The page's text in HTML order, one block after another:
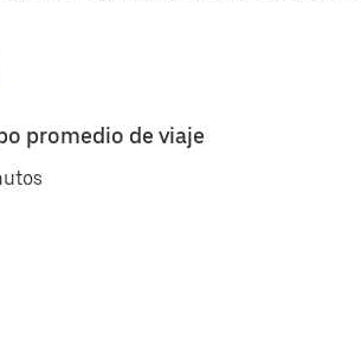
promedio de viaje